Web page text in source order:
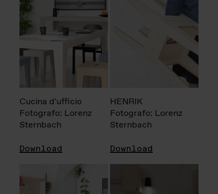
Cucina d'ufficio
Fotografo: Lorenz
Sternbach
Download
HENRIK
Fotografo: Lorenz
Sternbach
Download